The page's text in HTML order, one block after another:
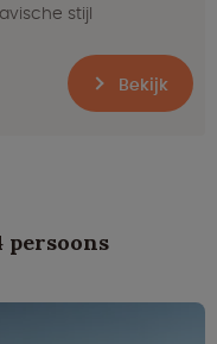
stijl
Bekijk
persoons